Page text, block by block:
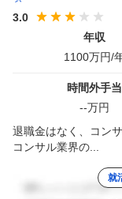
3.0
年収
1100万円/
時間外手当
--万円
退職金はなく、コン
コンサル業界の...
就